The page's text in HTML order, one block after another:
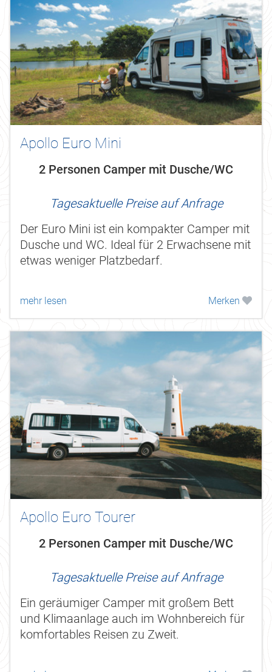
Apollo Euro Mini
2 Personen Camper mit Dusche/WC
Tagesaktuelle Preise auf Anfrage
Der Euro Mini ist ein kompakter Camper mit
Dusche und WC. Ideal für 2 Erwachsene mit
etwas weniger Platzbedarf.
mehr lesen Merken
Apollo Euro Tourer
2 Personen Camper mit Dusche/WC
Tagesaktuelle Preise auf Anfrage
Ein geräumiger Camper mit großem Bett
und Klimaanlage auch im Wohnbereich für
komfortables Reisen zu Zweit.